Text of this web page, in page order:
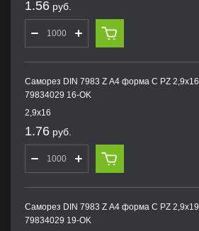
1.56 руб.
Саморез DIN 7983 Z А4 форма С PZ 2,9х16
79834029 16-OK
2,9х16
1.76 руб.
Саморез DIN 7983 Z А4 форма С PZ 2,9х19
79834029 19-OK